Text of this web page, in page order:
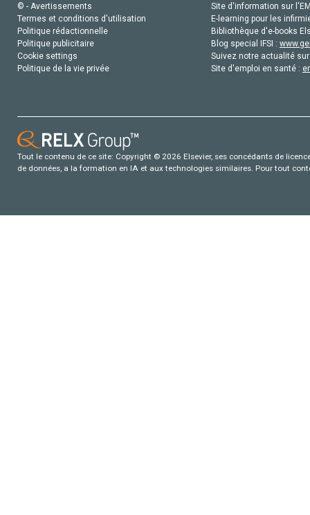
© - Avertissements
Termes et conditions d'utilisation
Politique rédactionnelle
Politique publicitaire
Cookie settings
Politique de la vie privée
Site d'information sur
E-learning pour les
Bibliothèque d'e-books
Blog special IFSI :
Suivez notre actualité
Site d'emploi en santé :
Tout le contenu de ce site: Copyright © 2026 Elsevier, ses concédants de
de données, a la formation en IA et aux technologies similaires. Pour tout